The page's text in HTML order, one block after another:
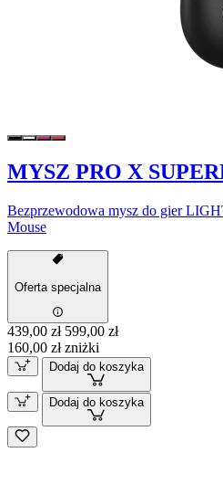
MYSZ PRO X
Bezprzewodowa mysz do gier
Mouse
Oferta specjalna
439,00 zł 599,00 zł
160,00 zł zniżki
Dodaj do koszyka
Dodaj do koszyka